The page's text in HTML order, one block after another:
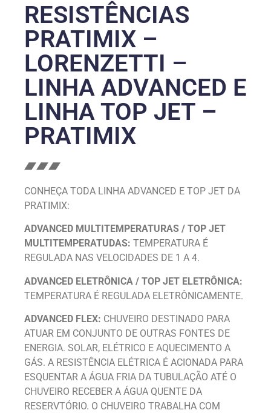
RESISTÊNCIAS
PRATIMIX –
LORENZETTI –
LINHA ADVANCED E
LINHA TOP JET –
PRATIMIX
CONHEÇA TODA LINHA ADVANCED E TOP JET DA
PRATIMIX:
ADVANCED MULTITEMPERATURAS / TOP JET
MULTITEMPERATUDAS: TEMPERATURA É
REGULADA NAS VELOCIDADES DE 1 A 4.
ADVANCED ELETRÔNICA / TOP JET ELETRÔNICA:
TEMPERATURA É REGULADA ELETRÔNICAMENTE.
ADVANCED FLEX: CHUVEIRO DESTINADO PARA
ATUAR EM CONJUNTO DE OUTRAS FONTES DE
ENERGIA. SOLAR, ELÉTRICO E AQUECIMENTO A
GÁS. A RESISTÊNCIA ELÉTRICA É ACIONADA PARA
ESQUENTAR A ÁGUA FRIA DA TUBULAÇÃO ATÉ O
CHUVEIRO RECEBER A ÁGUA QUENTE DA
RESERVTÓRIO. O CHUVEIRO TRABALHA COM